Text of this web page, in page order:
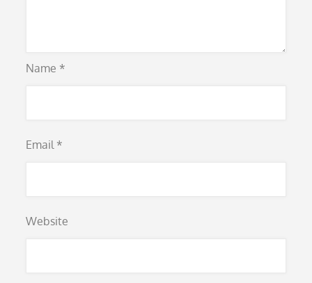
Name *
Email *
Website